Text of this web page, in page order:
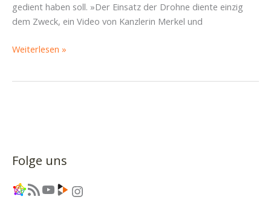
gedient haben soll. »Der Einsatz der Drohne diente einzig
dem Zweck, ein Video von Kanzlerin Merkel und
Wer
Weiterlesen »
Folge uns
Link RSS-Feed YouTube Link Instagram